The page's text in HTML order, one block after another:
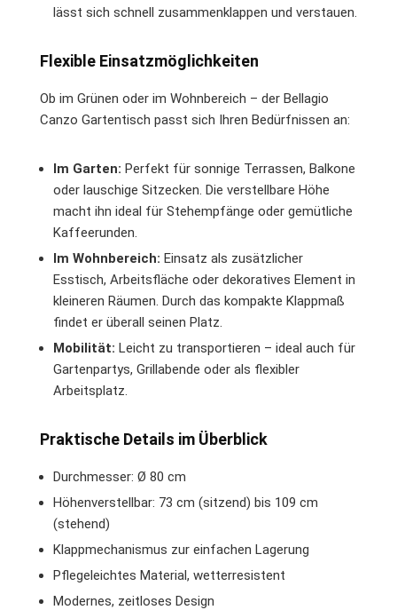
lässt sich schnell zusammenklappen und verstauen.
Flexible Einsatzmöglichkeiten
Ob im Grünen oder im Wohnbereich – der Bellagio
Canzo Gartentisch passt sich Ihren Bedürfnissen an:
Im Garten: Perfekt für sonnige Terrassen, Balkone
oder lauschige Sitzecken. Die verstellbare Höhe
macht ihn ideal für Stehempfänge oder gemütliche
Kaffeerunden.
Im Wohnbereich: Einsatz als zusätzlicher
Esstisch, Arbeitsfläche oder dekoratives Element in
kleineren Räumen. Durch das kompakte Klappmaß
findet er überall seinen Platz.
Mobilität: Leicht zu transportieren – ideal auch für
Gartenpartys, Grillabende oder als flexibler
Arbeitsplatz.
Praktische Details im Überblick
Durchmesser: Ø 80 cm
Höhenverstellbar: 73 cm (sitzend) bis 109 cm
(stehend)
Klappmechanismus zur einfachen Lagerung
Pflegeleichtes Material, wetterresistent
Modernes, zeitloses Design